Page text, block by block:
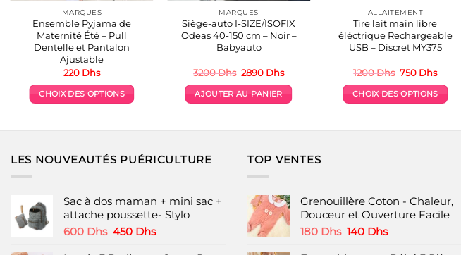
MARQUES
Ensemble Pyjama de
Maternité Été – Pull
Dentelle et Pantalon
Ajustable
220 Dhs
CHOIX DES OPTIONS
plusieurs
options
peuvent
être
MARQUES
Siège-auto I-SIZE/ISOFIX
Odeas 40-150 cm – Noir –
Babyauto
3200Dhs Le
initial
était :
2890 DhsLe
actuel
est :
AJOUTER AU PANIER
ALLAITEMENT
Tire lait main libre
éléctrique Rechargeable
USB – Discret MY375
1200Dhs Le
initial
était :
750 DhsLe
actuel
est :
CHOIX DES OPTIONS
options
peuvent
LES NOUVEAUTÉS PUÉRICULTURE
Sac à dos maman + mini sac +
attache poussette- Stylo
600Dhs Le
450 DhsLe
TOP VENTES
Grenouillère Coton - Chaleur,
Douceur et Ouverture Facile
180Dhs Le
140 DhsLe